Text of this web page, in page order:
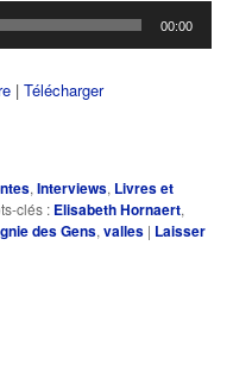
00:00
|Télécharger
,Interviews, Livres et
clés : Elisabeth Hornaert,
des Gens,valles | Laisser